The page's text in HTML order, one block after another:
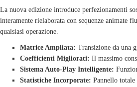
La nuova edizione introduce perfezionamenti
interamente rielaborata con sequenze animate
qualsiasi operazione.
Matrice Ampliata: Transizione da una
Coefficienti Migliorati: Il massimo
Sistema Auto-Play Intelligente:
Statistiche Incorporate: Pannello